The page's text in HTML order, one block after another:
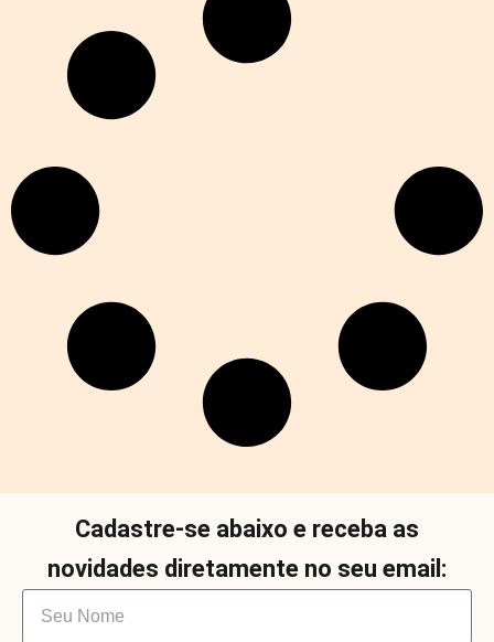
Cadastre-se abaixo e receba as
novidades diretamente no seu email: